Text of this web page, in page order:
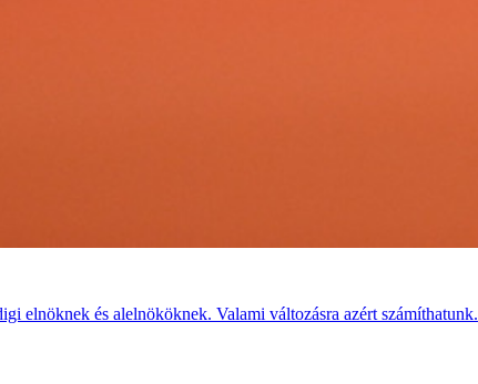
elnöknek és alelnököknek. Valami változásra azért számíthatunk.